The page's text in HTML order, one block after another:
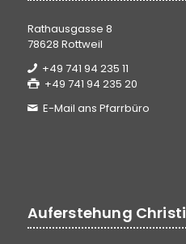
Rathausgasse 8
78628 Rottweil
+49 741 94 235 11
+49 741 94 235 20
E-Mail ans Pfarrbüro
Auferstehung Christi